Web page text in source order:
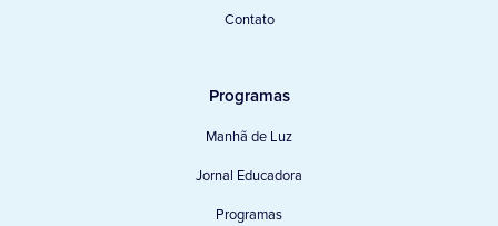
Contato
Programas
Manhã de Luz
Jornal Educadora
Programas